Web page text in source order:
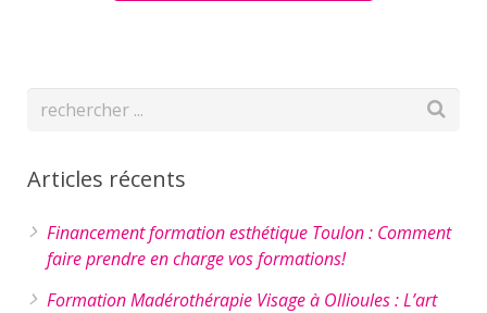
Articles récents
Financement formation esthétique Toulon : Comment
faire prendre en charge vos formations!
Formation Madérothérapie Visage à Ollioules : L’art